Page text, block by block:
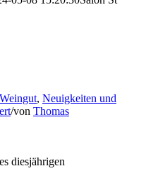
, Neuigkeiten und
/von Thomas
diesjährigen